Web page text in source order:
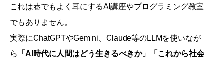
これは巷でもよく耳にするAI講座やプログラミング教室
でもありません。
実際にChatGPTやGemini、Claude等のLLMを使いなが
ら
「AI時代に人間はどう生きるべきか」「これから社会